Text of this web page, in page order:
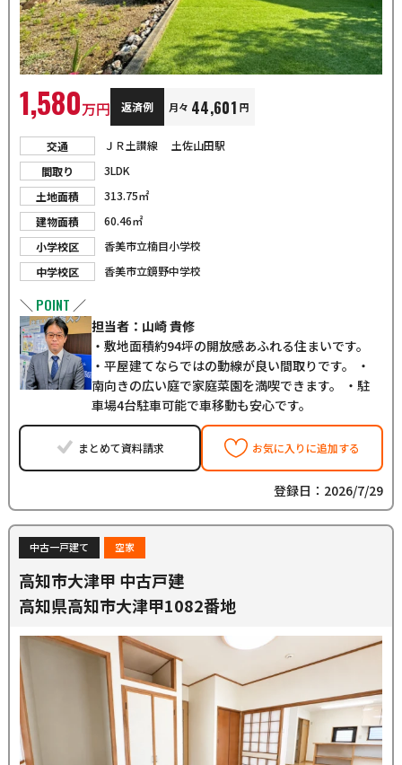
1,580万円 返済例 月々 44,601 円
交通
ＪＲ土讃線 土佐山田駅
間取り
3LDK
土地面積
313.75㎡
建物面積
60.46㎡
小学校区
香美市立楠目小学校
中学校区
香美市立鏡野中学校
＼ POINT ／
担当者：山崎 貴修
・敷地面積約94坪の開放感あふれる住まいです。
・平屋建てならではの動線が良い間取りです。 ・
南向きの広い庭で家庭菜園を満喫できます。 ・駐
車場4台駐車可能で車移動も安心です。
まとめて資料請求 お気に入りに追加する
登録日：2026/7/29
中古一戸建て 空家
高知市大津甲 中古戸建
高知県高知市大津甲1082番地